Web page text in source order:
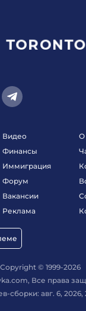
Видео
Финансы
Иммиграция
Форум
Вакансии
Реклама
О
Copyright © 1999-2026
Все права
сборки: авг. 6, 2026,